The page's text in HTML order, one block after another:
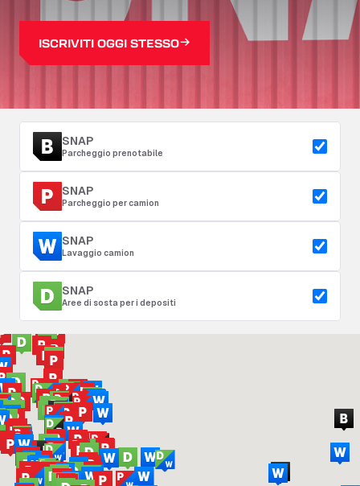
ISCRIVITI OGGI STESSO
SNAP
Parcheggio prenotabile
SNAP
Parcheggio per camion
SNAP
Lavaggio camion
SNAP
Aree di sosta per i depositi